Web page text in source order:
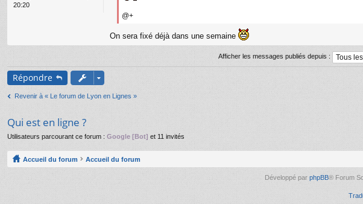
20:20
@+
On sera fixé déjà dans une semaine
Afficher les messages publiés depuis :
Répondre
Revenir à « Le forum de Lyon en Lignes »
Qui est en ligne ?
Utilisateurs parcourant ce forum : Google [Bot] et 11 invités
Accueil du forum Accueil du forum
Développé par phpBB® Forum